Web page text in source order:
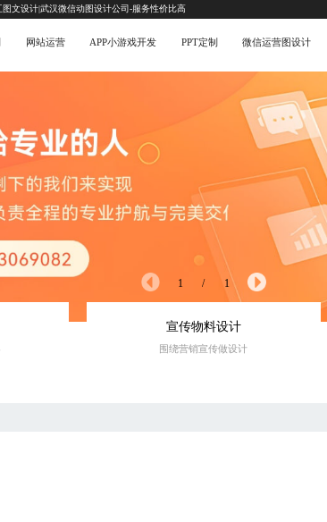
文设计|武汉微信动图设计公司-服务性价比高
网站运营 APP小游戏开发 PPT定制 微信运营图设计
1 / 1
宣传物料设计
围绕营销宣传做设计